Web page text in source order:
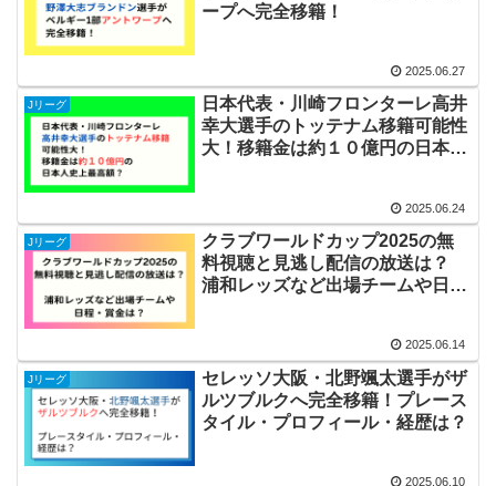
ープへ完全移籍！
2025.06.27
Jリーグ
日本代表・川崎フロンターレ高井
幸大選手のトッテナム移籍可能性
大！移籍金は約１０億円の日本人
2025.06.24
Jリーグ
クラブワールドカップ2025の無
料視聴と見逃し配信の放送は？
浦和レッズなど出場チームや日
2025.06.14
Jリーグ
セレッソ大阪・北野颯太選手がザ
ルツブルクへ完全移籍！プレース
タイル・プロフィール・経歴は？
2025.06.10